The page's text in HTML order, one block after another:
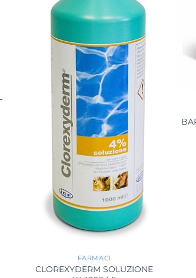
FARMACI
CLOREXYDERM SOLUZIONE